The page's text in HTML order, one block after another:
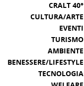
CRALT 40°
CULTURA/ARTE
EVENTI
TURISMO
AMBIENTE
BENESSERE/LIFESTYLE
TECNOLOGIA